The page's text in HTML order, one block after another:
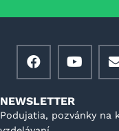
NEWSLETTER
Podujatia, pozvánky na